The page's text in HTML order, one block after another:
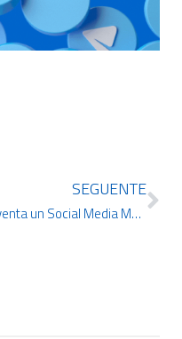
SEGUENTE
Diventa un Social Media Manager: Il Nuovo Corso di IDCERT in Collaborazione con Riccardo Pirrone e Kiracademy